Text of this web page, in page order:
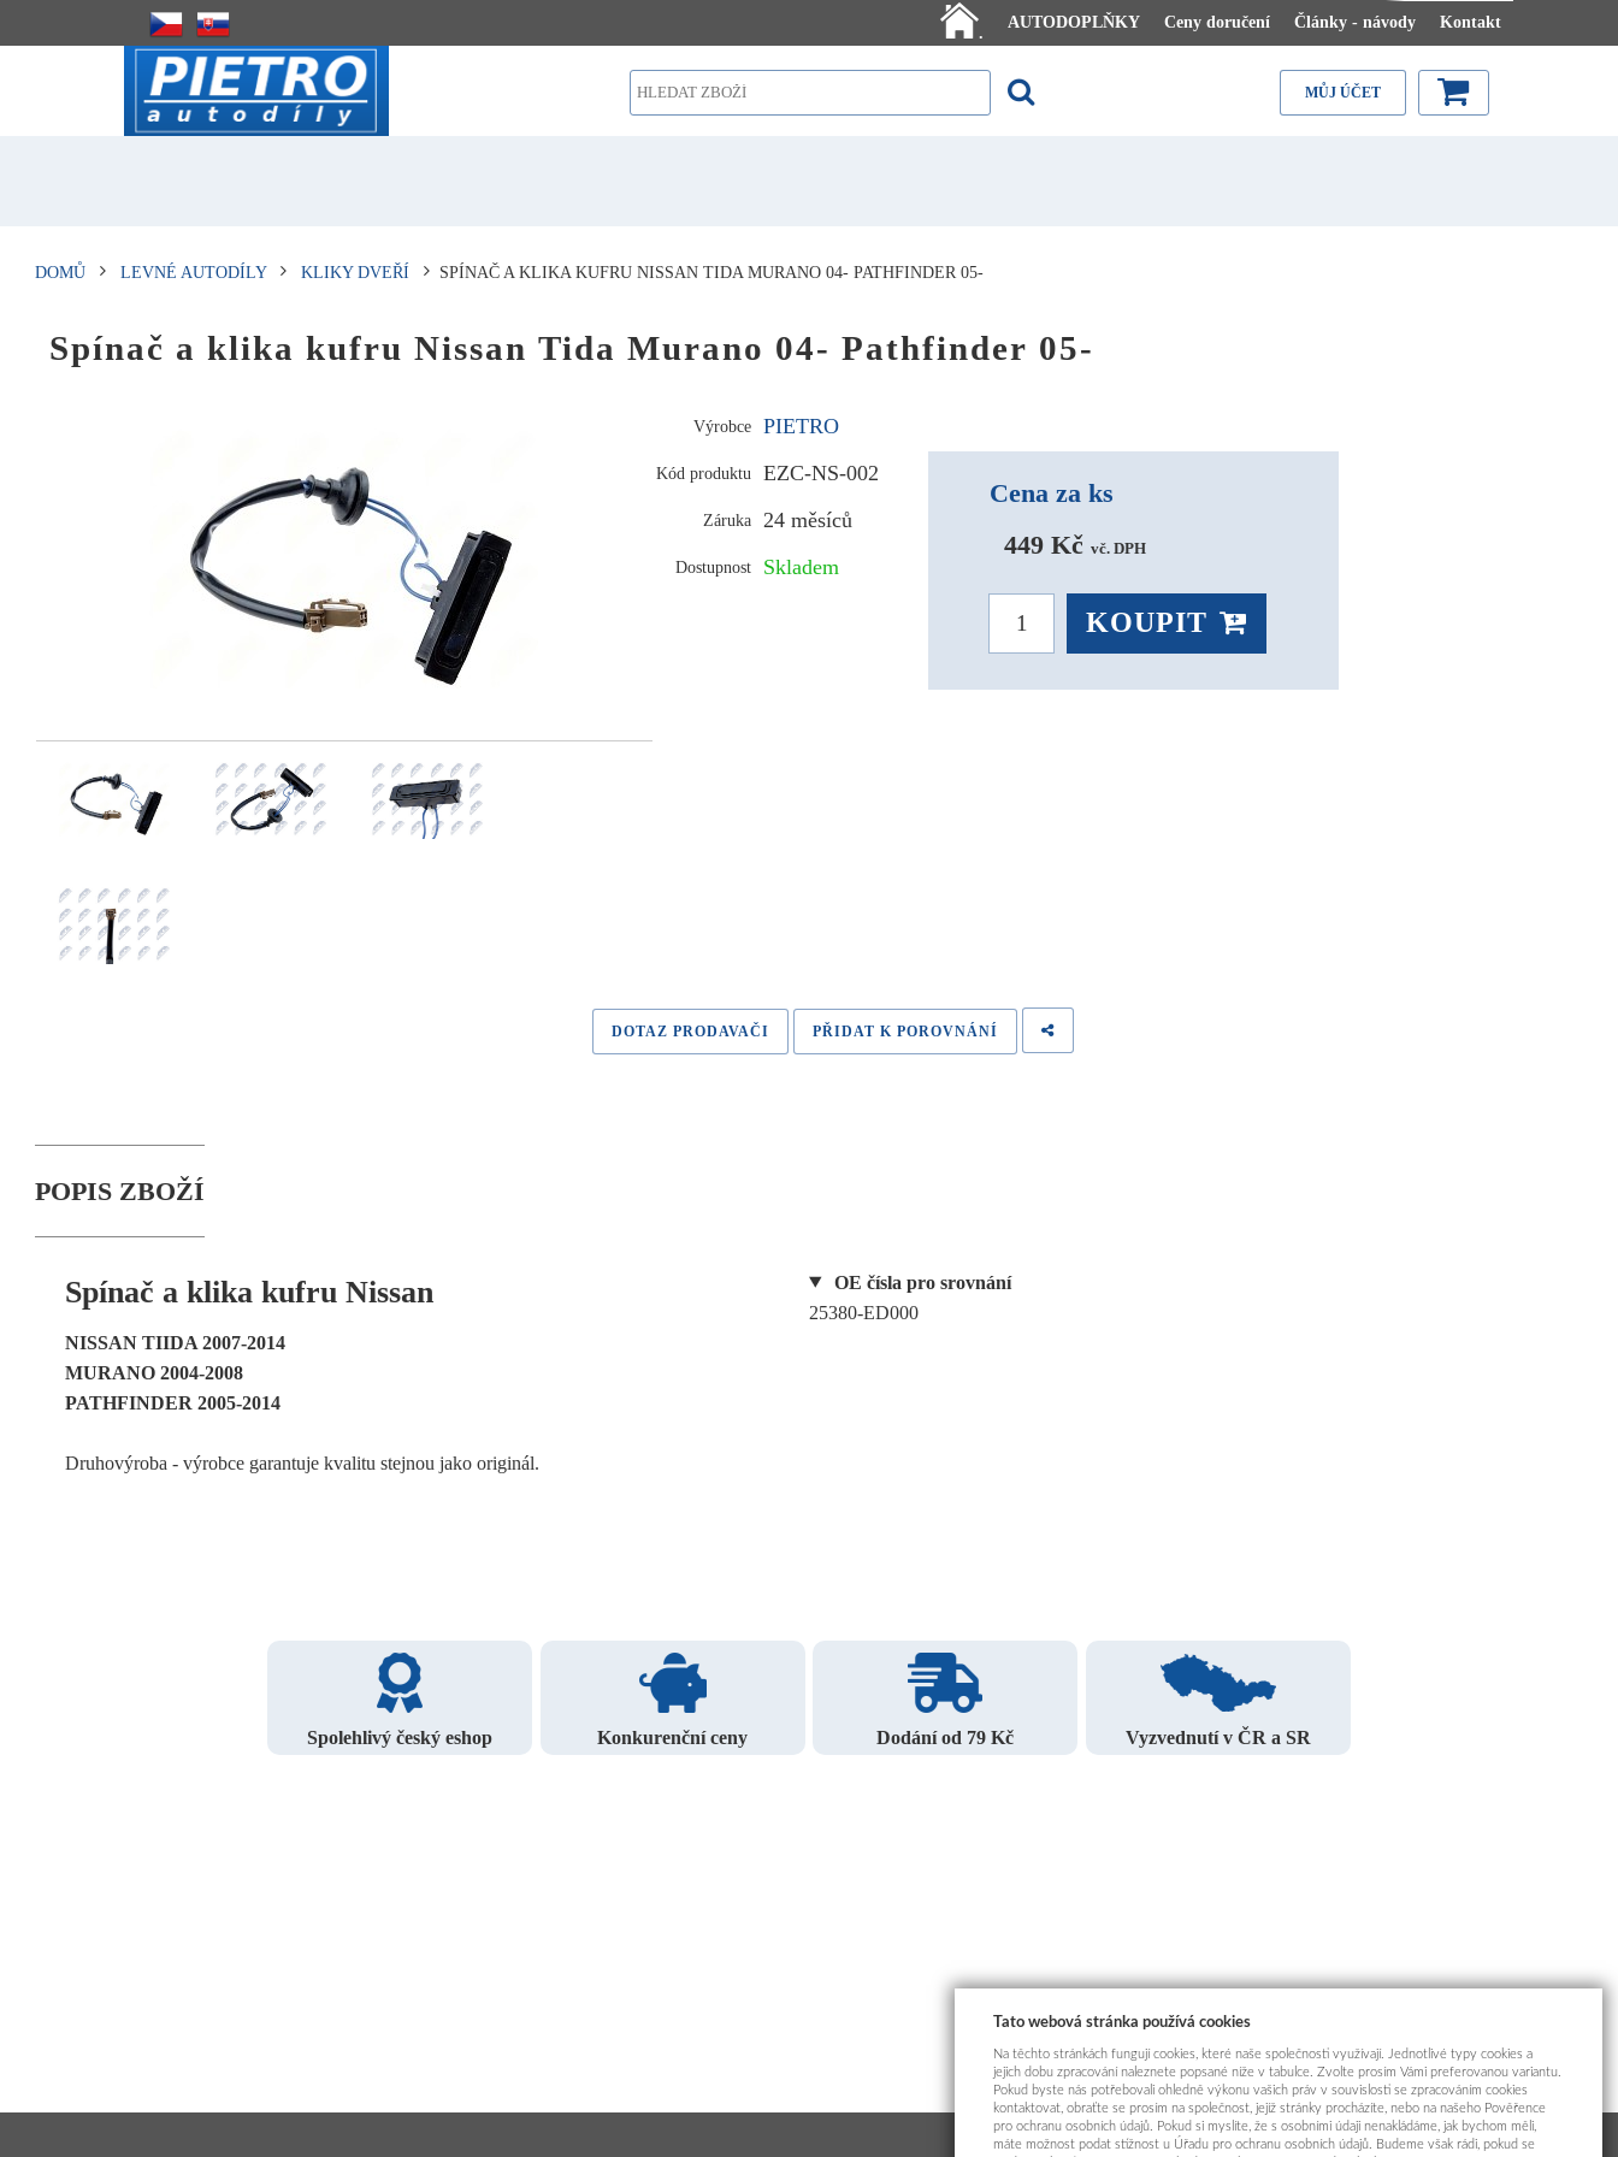
.
AUTODOPLŇKY Ceny doručení Články - návody Kontakt
MŮJ ÚČET
DOMŮ LEVNÉ AUTODÍLY KLIKY DVEŘÍ SPÍNAČ A KLIKA KUFRU NISSAN TIDA MURANO 04- PATHFINDER 05-
Spínač a klika kufru Nissan Tida Murano 04- Pathfinder 05-
Výrobce PIETRO
Kód produktu EZC-NS-002
Záruka 24 měsíců
Dostupnost Skladem
Cena za ks
449 Kč vč. DPH
KOUPIT
DOTAZ PRODAVAČI PŘIDAT K POROVNÁNÍ
POPIS ZBOŽÍ
Spínač a klika kufru Nissan
NISSAN TIIDA 2007-2014
MURANO 2004-2008
PATHFINDER 2005-2014
Druhovýroba - výrobce garantuje kvalitu stejnou jako originál.
OE čísla pro srovnání
25380-ED000
Spolehlivý český eshop Konkurenční ceny Dodání od 79 Kč Vyzvednutí v ČR a SR
Tato webová stránka používá cookies
Na těchto stránkách fungují cookies, které naše společnosti využívají. Jednotlivé typy cookies a
jejich dobu zpracování naleznete popsané níže v tabulce. Zvolte prosím Vámi preferovanou variantu.
Pokud byste nás potřebovali ohledně výkonu vašich práv v souvislosti se zpracováním cookies
kontaktovat, obraťte se prosím na společnost, jejíž stránky procházíte, nebo na našeho Pověřence
pro ochranu osobních údajů. Pokud si myslíte, že s osobními údaji nenakládáme, jak bychom měli,
máte možnost podat stížnost u Úřadu pro ochranu osobních údajů. Budeme však rádi, pokud se